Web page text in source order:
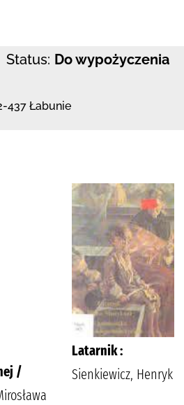
Status: Do wypożyczenia
437 Łabunie
/
Latarnik :
Sienkiewicz, Henryk